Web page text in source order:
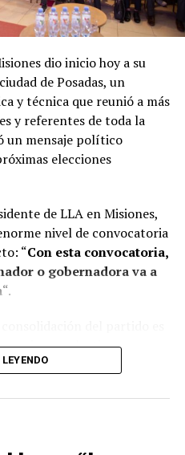
dio inicio hoy a su
de Posadas, un
y técnica que reunió a más
y referentes de toda la
un mensaje político
elecciones
de LLA en Misiones,
nivel de convocatoria
“Con esta convocatoria,
o gobernadora va a
“.
genuino y colectivo,
“Acá nadie es Maradona ni
entre todos de
meses”, aseguró Nuñez,
equipos técnicos